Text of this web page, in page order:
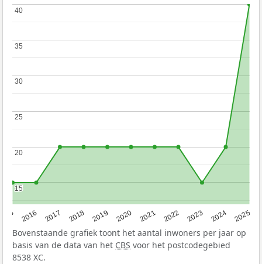
2016 2017 2018 2019 2020 2021 2022 2023 2024 2025
15
15
20
20
25
25
30
30
35
35
40
40
Bovenstaande grafiek toont het aantal inwoners per jaar op
basis van de data van het CBS voor het postcodegebied
8538 XC.